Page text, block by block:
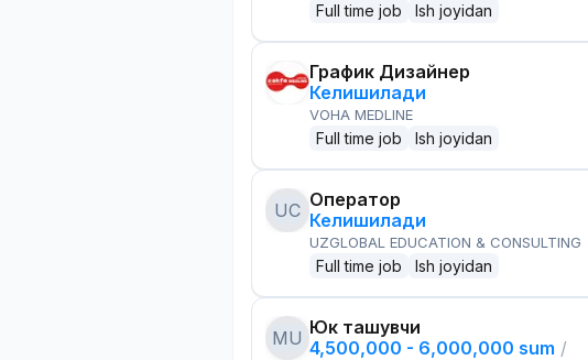
Full time job Ish joyidan
График Дизайнер
Келишилади
VOHA MEDLINE
Full time job Ish joyidan
UC Оператор
Келишилади
UZGLOBAL EDUCATION & CONSULTING
Full time job Ish joyidan
MU Юк ташувчи
4,500,000 - 6,000,000 sum /